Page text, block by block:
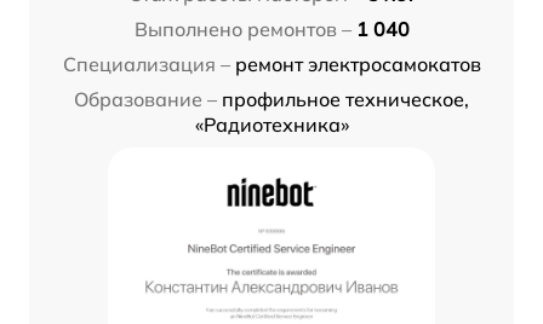
Выполнено ремонтов – 1 040
Специализация – ремонт электросамокатов
Образование – профильное техническое,
«Радиотехника»